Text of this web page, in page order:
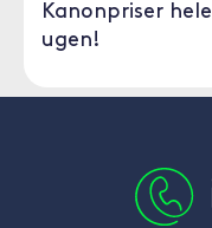
Kanonpriser hele
ugen!